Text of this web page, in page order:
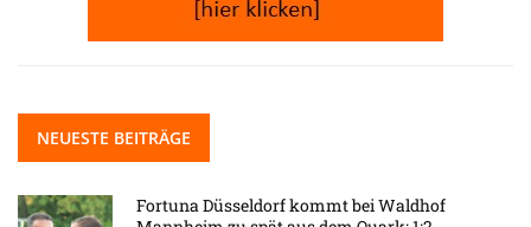
NEUESTE BEITRÄGE
Fortuna Düsseldorf kommt bei Waldhof